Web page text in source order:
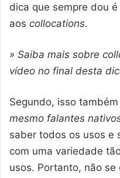
dica que sempre dou
aos collocations.
» Saiba mais sobre
vídeo no final desta
Segundo, isso
mesmo falantes
saber todos os usos e
com uma variedade
usos. Portanto, não